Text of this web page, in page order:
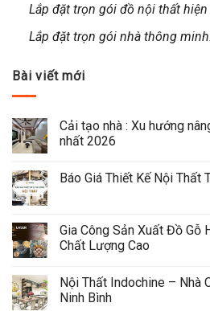
Lắp đặt trọn gói đồ nội thất hiện
Lắp đặt trọn gói nhà thông minh.
Bài viết mới
Cải tạo nhà : Xu hướng
nhất 2026
Báo Giá Thiết Kế Nội Thất
Gia Công Sản Xuất Đồ Gỗ
Chất Lượng Cao
Nội Thất Indochine – Nhà
Ninh Bình